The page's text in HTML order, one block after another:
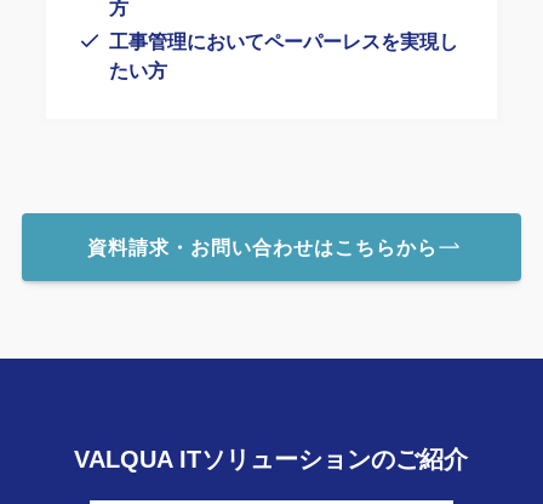
方
工事管理においてペーパーレスを実現し
たい方
資料請求・お問い合わせはこちらから
VALQUA ITソリューションのご紹介